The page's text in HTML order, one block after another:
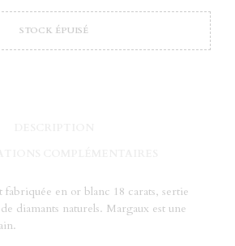
STOCK ÉPUISÉ
fabriquée en or blanc 18 carats, sertie
diamants naturels. Margaux est une